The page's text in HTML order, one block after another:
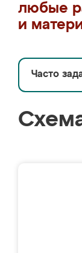
любые
и
Часто